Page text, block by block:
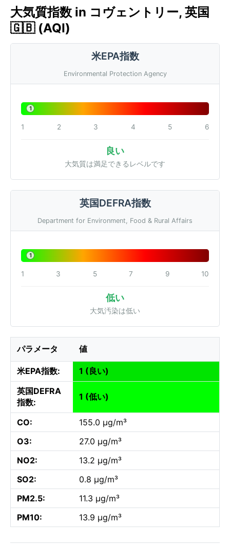
大気質指数 in コヴェントリー, 英国
🇬🇧 (AQI)
米EPA指数
Environmental Protection Agency
1
1 2 3 4 5 6
良い
大気質は満足できるレベルです
英国DEFRA指数
Department for Environment, Food & Rural Affairs
1
1 3 5 7 9 10
低い
大気汚染は低い
パラメータ 値
米EPA指数:
1 (良い)
英国DEFRA
指数:
1 (低い)
CO:
155.0 µg/m³
O3:
27.0 µg/m³
NO2:
13.2 µg/m³
SO2:
0.8 µg/m³
PM2.5:
11.3 µg/m³
PM10:
13.9 µg/m³